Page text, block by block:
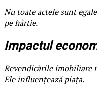
Nu toate actele sunt
pe hârtie.
Impactul
Revendicările imobiliare
Ele influențează piața.